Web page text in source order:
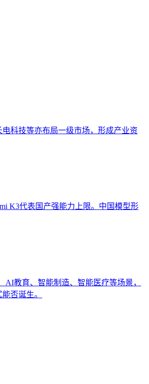
科技等亦布局一级市场，形成产业资
K3代表国产强能力上限。中国模型形
教育、智能制造、智能医疗等场景，
否诞生。